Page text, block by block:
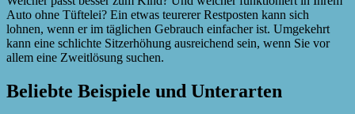
Auto ohne Tüftelei? Ein etwas teurerer Restposten kann sich
lohnen, wenn er im täglichen Gebrauch einfacher ist. Umgekehrt
kann eine schlichte Sitzerhöhung ausreichend sein, wenn Sie vor
allem eine Zweitlösung suchen.
Beliebte Beispiele und Unterarten